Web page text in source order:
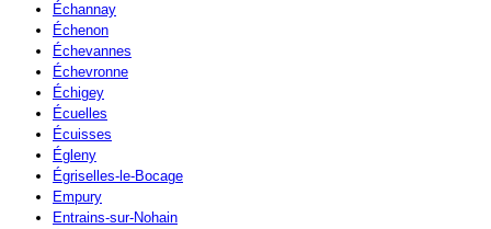
Échannay
Échenon
Échevannes
Échevronne
Échigey
Écuelles
Écuisses
Égleny
Égriselles-le-Bocage
Empury
Entrains-sur-Nohain